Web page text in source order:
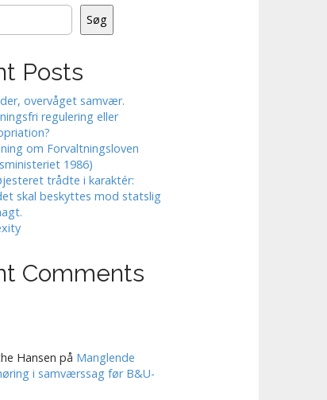
Søg
Posts
overvåget samvær.
regulering eller
om Forvaltningsloven
1986)
trådte i karaktér:
skal beskyttes mod statslig
Comments
Hansen på Manglende
i samværssag før B&U-